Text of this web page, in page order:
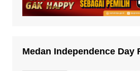
Medan Independence Day